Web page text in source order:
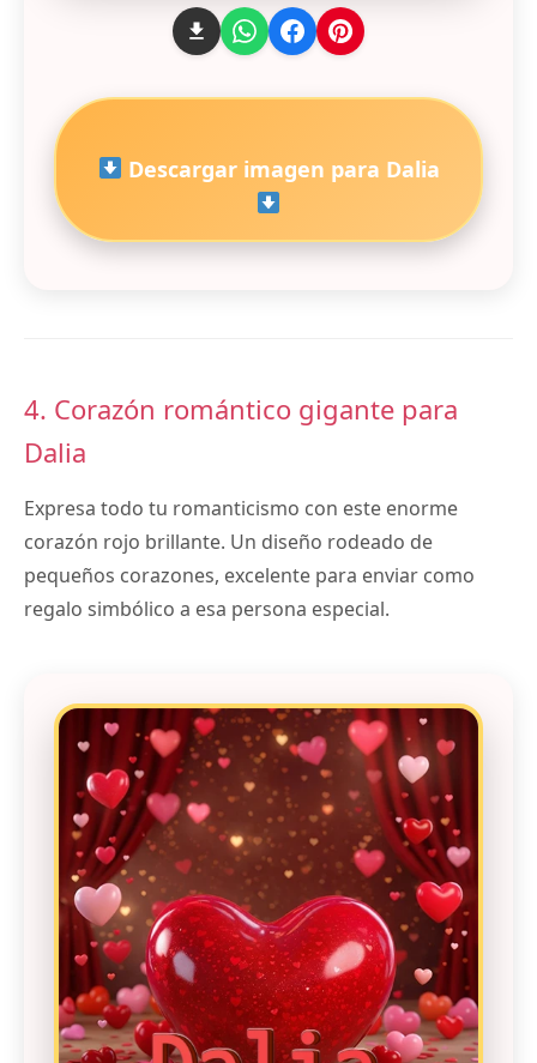
Descargar imagen para Dalia
4. Corazón romántico gigante para
Dalia
Expresa todo tu romanticismo con este enorme
corazón rojo brillante. Un diseño rodeado de
pequeños corazones, excelente para enviar como
regalo simbólico a esa persona especial.